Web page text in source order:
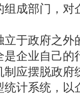
成部门，
于政府之外
企业自己的
应摆脱政府
计系统，以